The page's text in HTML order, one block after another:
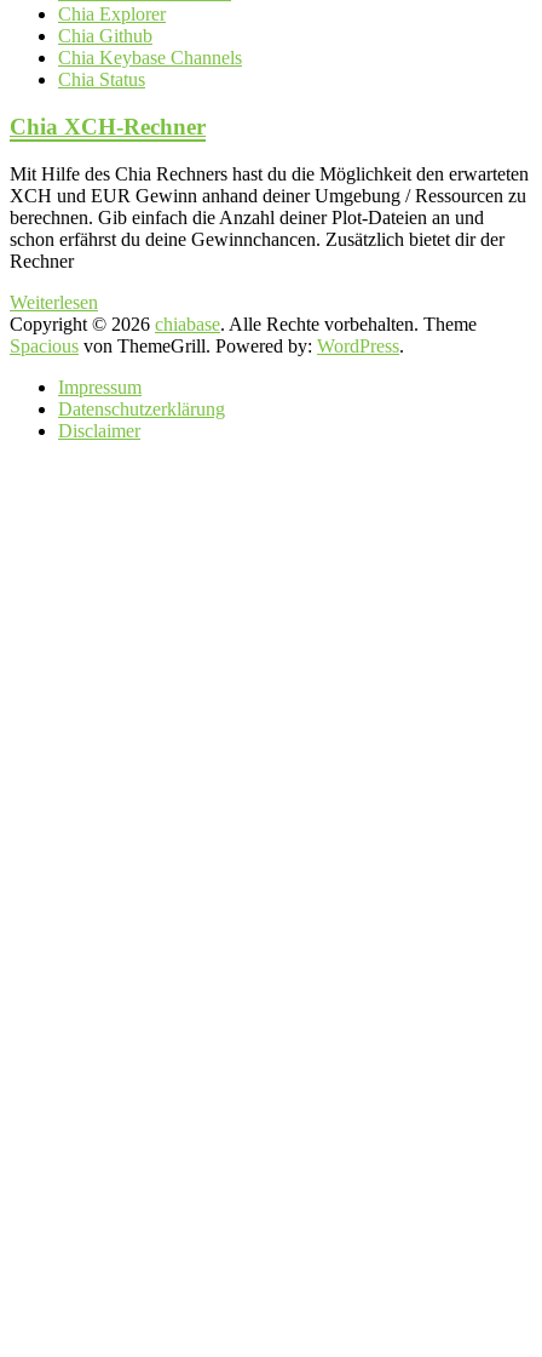
Chia Explorer
Chia Github
Chia Keybase Channels
Chia Status
Chia XCH-Rechner
Mit Hilfe des Chia Rechners hast du die Möglichkeit den erwarteten
XCH und EUR Gewinn anhand deiner Umgebung / Ressourcen zu
berechnen. Gib einfach die Anzahl deiner Plot-Dateien an und
schon erfährst du deine Gewinnchancen. Zusätzlich bietet dir der
Rechner
Weiterlesen
Copyright © 2026 chiabase. Alle Rechte vorbehalten. Theme
Spacious von ThemeGrill. Powered by: WordPress.
Impressum
Datenschutzerklärung
Disclaimer